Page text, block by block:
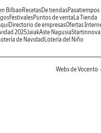
BilbaoRecetasDe tiendasPasatiempos
FestivalesPuntos de venta La Tienda
Directorio de empresasOfertas
2025JaiakAste NagusiaStartinnova
de Navidad Lotería del Niño
Webs de Vocento